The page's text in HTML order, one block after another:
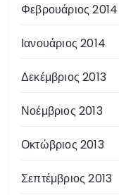
Φεβρουάριος 2014
Ιανουάριος 2014
Δεκέμβριος 2013
Νοέμβριος 2013
Οκτώβριος 2013
Σεπτέμβριος 2013